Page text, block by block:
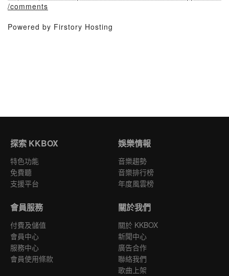
/comments
Powered by Firstory Hosting
探索 KKBOX
特色功能
免費聽
支援平台
娛樂情報
音樂趨勢
音樂排行榜
年度風雲榜
會員服務
付費及儲值
會員中心
服務中心
會員使用條款
關於我們
關於 KKBOX
新聞中心
廣告合作
聯絡我們
歌曲上架